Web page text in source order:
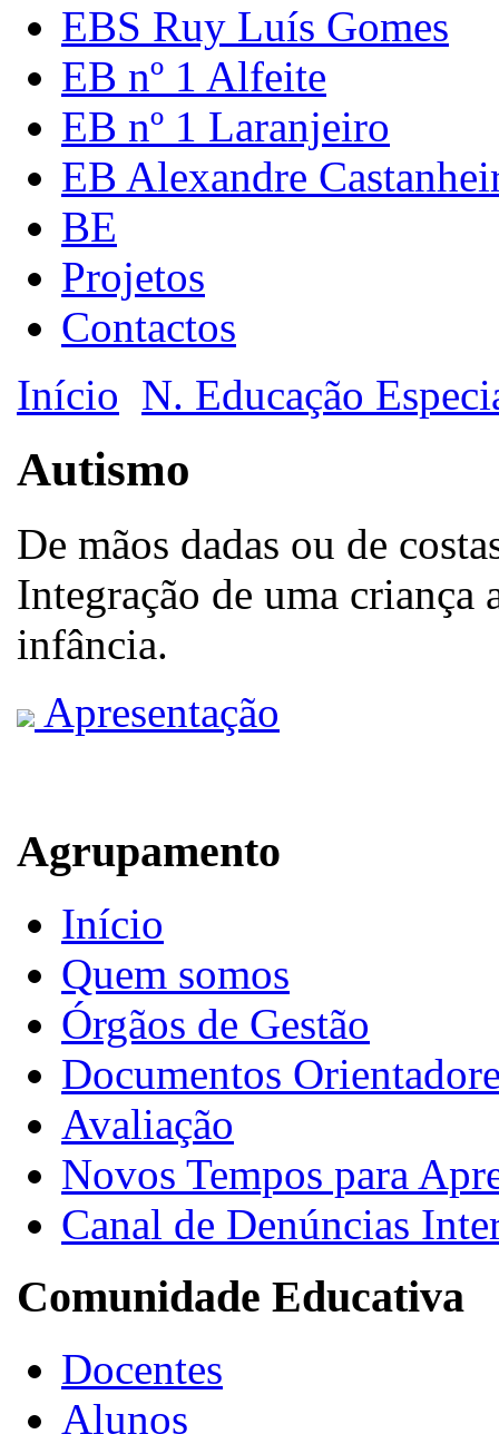
EBS Ruy Luís Gomes
EB nº 1 Alfeite
EB nº 1 Laranjeiro
EB Alexandre
BE
Projetos
Contactos
Início N. Educação
Autismo
De mãos dadas ou de
Integração de uma criança
infância.
Apresentação
Agrupamento
Início
Quem somos
Órgãos de Gestão
Documentos
Avaliação
Novos Tempos para
Canal de Denúncias
Comunidade Educativa
Docentes
Alunos